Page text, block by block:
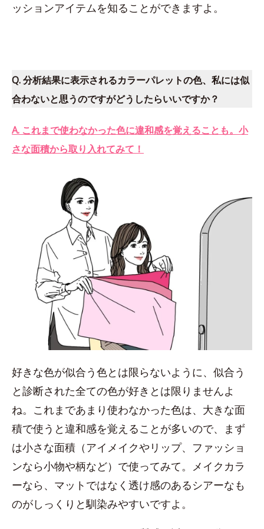
ッションアイテムを知ることができますよ。
Q. 分析結果に表示されるカラーパレットの色、私には似
合わないと思うのですがどうしたらいいですか？
A. これまで使わなかった色に違和感を覚えることも。小
さな面積から取り入れてみて！
好きな色が似合う色とは限らないように、似合う
と診断された全ての色が好きとは限りませんよ
ね。これまであまり使わなかった色は、大きな面
積で使うと違和感を覚えることが多いので、まず
は小さな面積（アイメイクやリップ、ファッショ
ンなら小物や柄など）で使ってみて。メイクカラ
ーなら、マットではなく透け感のあるシアーなも
のがしっくりと馴染みやすいですよ。